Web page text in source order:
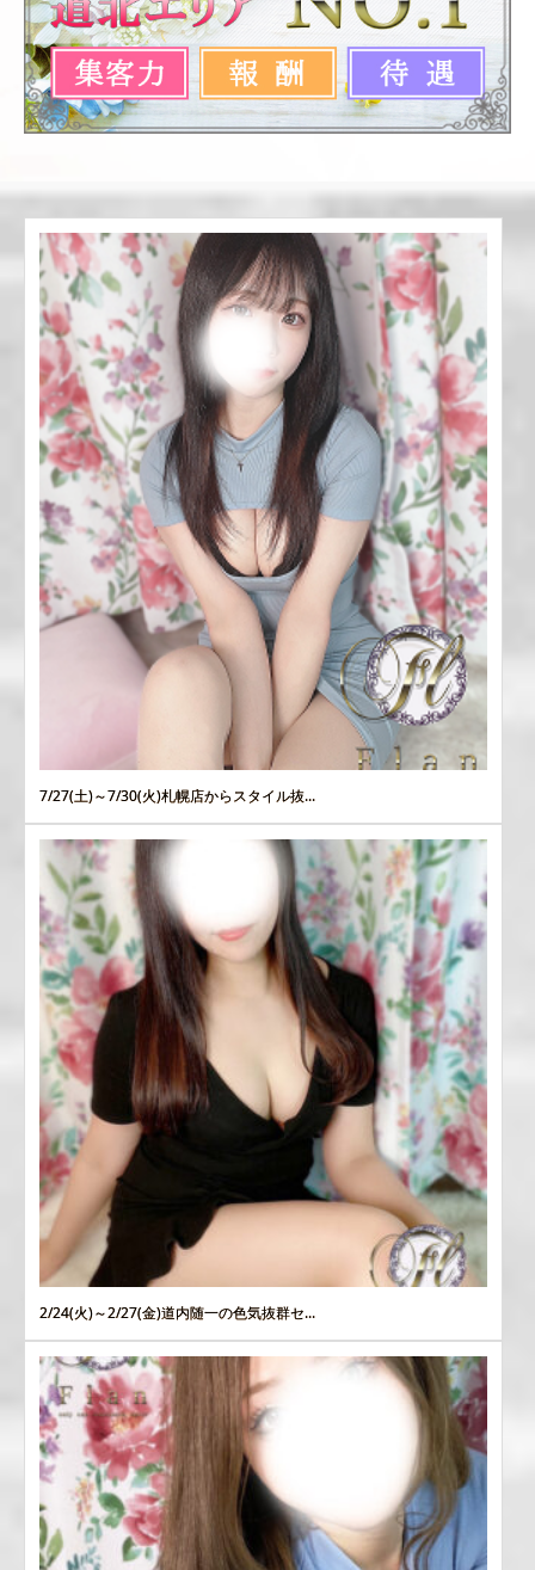
7/27(土)～7/30(火)札幌店からスタイル抜...
2/24(火)～2/27(金)道内随一の色気抜群セ...